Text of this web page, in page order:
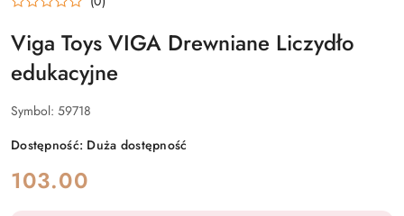
Viga Toys VIGA Drewniane Liczydło
edukacyjne
Symbol: 59718
Dostępność: Duża dostępność
cena:
103.00